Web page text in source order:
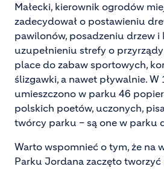
Małecki, kierownik ogrodów
zadecydował o postawieniu
pawilonów, posadzeniu drzew i
uzupełnieniu strefy o
place do zabaw sportowych,
ślizgawki, a nawet pływalnie.
umieszczono w parku 46
polskich poetów, uczonych,
twórcy parku – są one w parku
Warto wspomnieć o tym, że na
Parku Jordana zaczęto